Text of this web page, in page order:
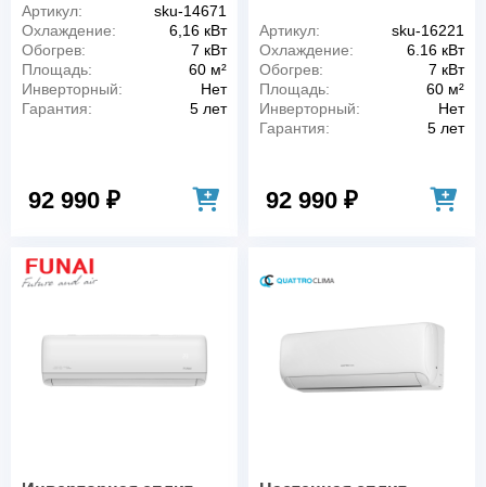
Артикул:
sku-14671
Охлаждение:
6,16 кВт
Обогрев:
7 кВт
Площадь:
60 м²
Инверторный:
Нет
Гарантия:
5 лет
92 990 ₽
Артикул:
sku-16221
Охлаждение:
6.16 кВт
Обогрев:
7 кВт
Площадь:
60 м²
Инверторный:
Нет
Гарантия:
5 лет
92 990 ₽